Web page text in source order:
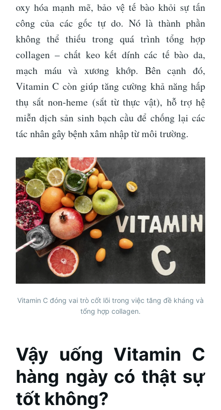
oxy hóa mạnh mẽ, bảo vệ tế bào khỏi sự tấn
công của các gốc tự do. Nó là thành phần
không thể thiếu trong quá trình tổng hợp
collagen – chất keo kết dính các tế bào da,
mạch máu và xương khớp. Bên cạnh đó,
Vitamin C còn giúp tăng cường khả năng hấp
thụ sắt non-heme (sắt từ thực vật), hỗ trợ hệ
miễn dịch sản sinh bạch cầu để chống lại các
tác nhân gây bệnh xâm nhập từ môi trường.
Vitamin C đóng vai trò cốt lõi trong việc tăng đề kháng và
tổng hợp collagen.
Vậy uống Vitamin C
hàng ngày có thật sự
tốt không?